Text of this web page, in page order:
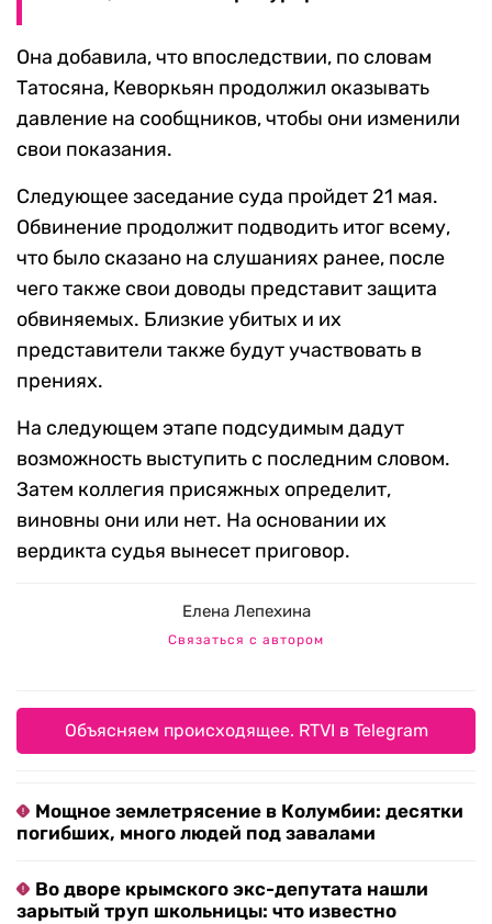
Она добавила, что впоследствии, по словам
Татосяна, Кеворкьян продолжил оказывать
давление на сообщников, чтобы они изменили
свои показания.
Следующее заседание суда пройдет 21 мая.
Обвинение продолжит подводить итог всему,
что было сказано на слушаниях ранее, после
чего также свои доводы представит защита
обвиняемых. Близкие убитых и их
представители также будут участвовать в
прениях.
На следующем этапе подсудимым дадут
возможность выступить с последним словом.
Затем коллегия присяжных определит,
виновны они или нет. На основании их
вердикта судья вынесет приговор.
Елена Лепехина
Связаться с автором
Объясняем происходящее. RTVI в Telegram
Мощное землетрясение в Колумбии: десятки
погибших, много людей под завалами
Во дворе крымского экс-депутата нашли
зарытый труп школьницы: что известно